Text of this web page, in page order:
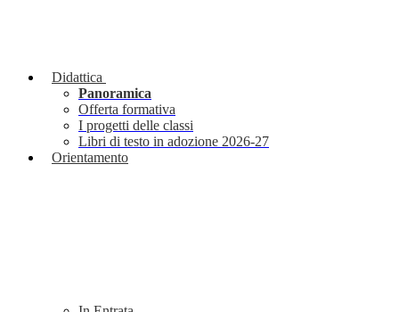
Didattica
Panoramica
Offerta formativa
I progetti delle classi
Libri di testo in adozione 2026-27
Orientamento